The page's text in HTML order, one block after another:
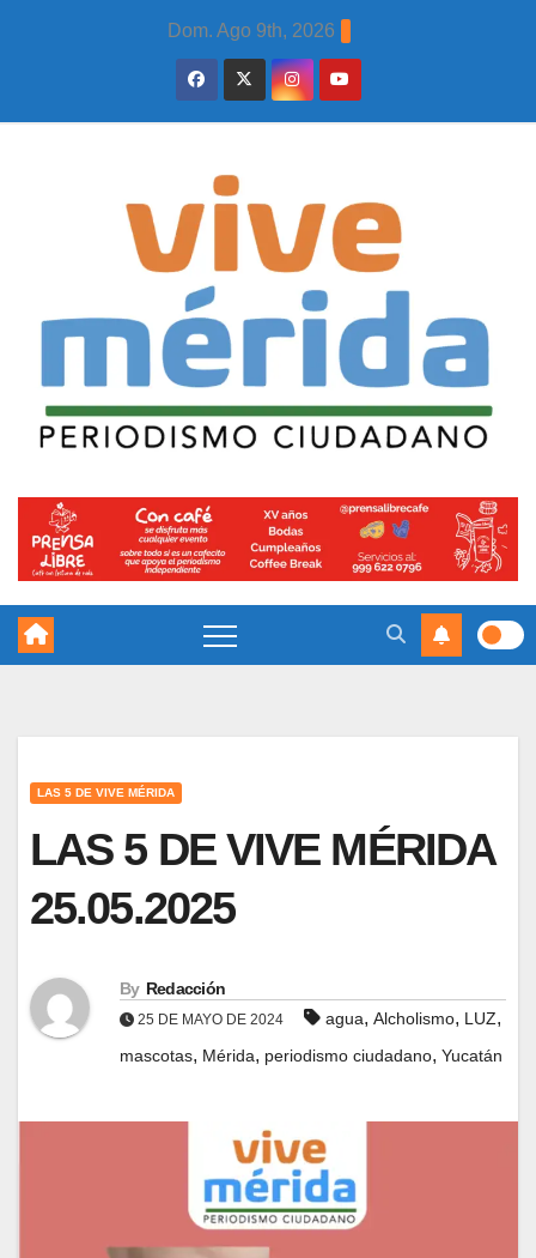
Dom. Ago 9th, 2026
LAS 5 DE VIVE MÉRIDA
LAS 5 DE VIVE MÉRIDA
25.05.2025
By Redacción
25 DE MAYO DE 2024 agua, Alcholismo, LUZ,
mascotas, Mérida, periodismo ciudadano, Yucatán